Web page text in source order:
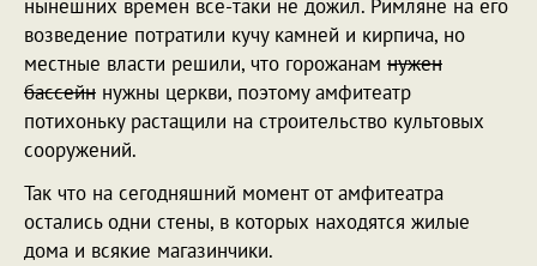
нынешних времен все-таки не дожил. Римляне на его
возведение потратили кучу камней и кирпича, но
местные власти решили, что горожанам нужен
бассейн нужны церкви, поэтому амфитеатр
потихоньку растащили на строительство культовых
сооружений.
Так что на сегодняшний момент от амфитеатра
остались одни стены, в которых находятся жилые
дома и всякие магазинчики.